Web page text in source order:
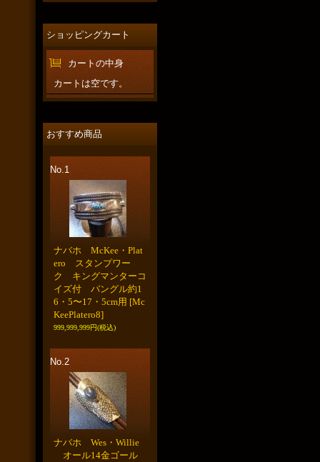
ショッピングカート
カートの中身
カートは空です。
おすすめ商品
No.1
ナバホ McKee・Plat
ero スタンプワー
ク キングマンターコ
イズ付 バングル約1
6・5〜17・5cm用 [Mc
KeePlatero8]
999,999,999円(税込)
No.2
ナバホ Wes・Willie
オール14金ゴール